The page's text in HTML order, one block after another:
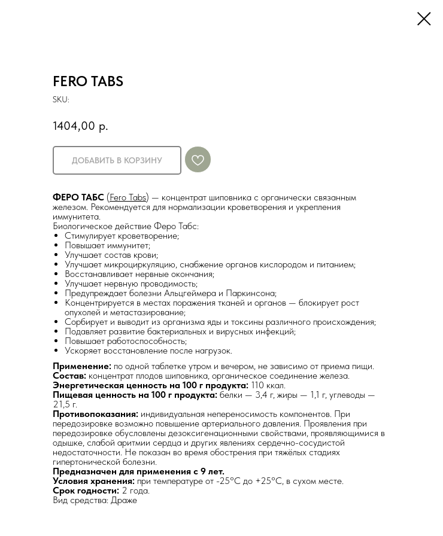
FERO TABS
SKU:
1404,00 р.
ДОБАВИТЬ В КОРЗИНУ
ФЕРО ТАБС (Fero Tabs) — концентрат шиповника с органически связанным
железом. Рекомендуется для нормализации кроветворения и укрепления
иммунитета.
Биологическое действие Феро Табс:
Стимулирует кроветворение;
Повышает иммунитет;
Улучшает состав крови;
Улучшает микроциркуляцию, снабжение органов кислородом и питанием;
Восстанавливает нервные окончания;
Улучшает нервную проводимость;
Предупреждает болезни Альцгеймера и Паркинсона;
Концентрируется в местах поражения тканей и органов — блокирует рост
опухолей и метастазирование;
Сорбирует и выводит из организма яды и токсины различного происхождения;
Подавляет развитие бактериальных и вирусных инфекций;
Повышает работоспособность;
Ускоряет восстановление после нагрузок.
Применение: по одной таблетке утром и вечером, не зависимо от приема пищи.
Состав: концентрат плодов шиповника, органическое соединение железа.
Энергетическая ценность на 100 г продукта: 110 ккал.
Пищевая ценность на 100 г продукта: белки — 3,4 г, жиры — 1,1 г, углеводы —
21,5 г.
Противопоказания: индивидуальная непереносимость компонентов. При
передозировке возможно повышение артериального давления. Проявления при
передозировке обусловлены дезоксигенационными свойствами, проявляющимися в
одышке, слабой аритмии сердца и других явлениях сердечно-сосудистой
недостаточности. Не показан во время обострения при тяжёлых стадиях
гипертонической болезни.
Предназначен для применения с 9 лет.
Условия хранения: при температуре от -25°С до +25°С, в сухом месте.
Срок годности: 2 года.
Вид средства: Драже